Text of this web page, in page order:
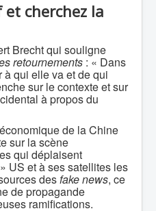
cherchez la
Brecht qui souligne
retournements : « Dans
à qui elle va et de qui
sur le contexte et sur
à propos du
de la Chine
sur la scène
qui déplaisent
US et à ses satellites les
desfake news, ce
de propagande
ramifications.